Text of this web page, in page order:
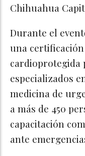
Chihuahua
Durante el
una
cardioprotegida
especializados
medicina de
a más de 450
capacitación
ante